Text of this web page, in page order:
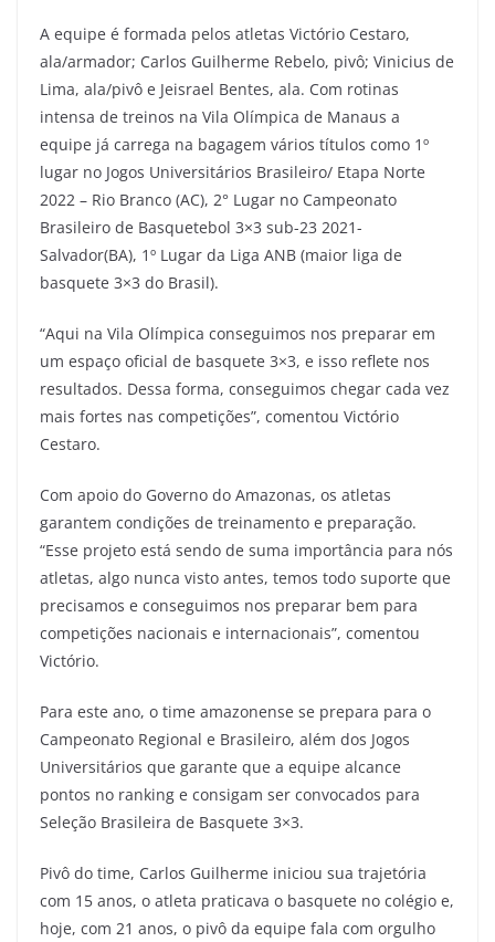
A equipe é formada pelos atletas Victório Cestaro,
ala/armador; Carlos Guilherme Rebelo, pivô; Vinicius de
Lima, ala/pivô e Jeisrael Bentes, ala. Com rotinas
intensa de treinos na Vila Olímpica de Manaus a
equipe já carrega na bagagem vários títulos como 1º
lugar no Jogos Universitários Brasileiro/ Etapa Norte
2022 – Rio Branco (AC), 2° Lugar no Campeonato
Brasileiro de Basquetebol 3×3 sub-23 2021-
Salvador(BA), 1º Lugar da Liga ANB (maior liga de
basquete 3×3 do Brasil).
“Aqui na Vila Olímpica conseguimos nos preparar em
um espaço oficial de basquete 3×3, e isso reflete nos
resultados. Dessa forma, conseguimos chegar cada vez
mais fortes nas competições”, comentou Victório
Cestaro.
Com apoio do Governo do Amazonas, os atletas
garantem condições de treinamento e preparação.
“Esse projeto está sendo de suma importância para nós
atletas, algo nunca visto antes, temos todo suporte que
precisamos e conseguimos nos preparar bem para
competições nacionais e internacionais”, comentou
Victório.
Para este ano, o time amazonense se prepara para o
Campeonato Regional e Brasileiro, além dos Jogos
Universitários que garante que a equipe alcance
pontos no ranking e consigam ser convocados para
Seleção Brasileira de Basquete 3×3.
Pivô do time, Carlos Guilherme iniciou sua trajetória
com 15 anos, o atleta praticava o basquete no colégio e,
hoje, com 21 anos, o pivô da equipe fala com orgulho